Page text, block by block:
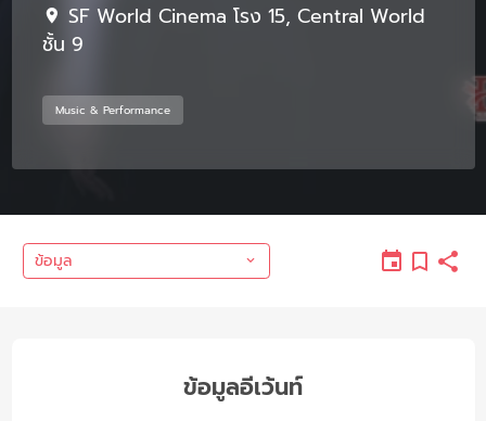
SF World Cinema โรง 15, Central World
ชั้น 9
Music & Performance
ข้อมูล
ข้อมูลอีเว้นท์